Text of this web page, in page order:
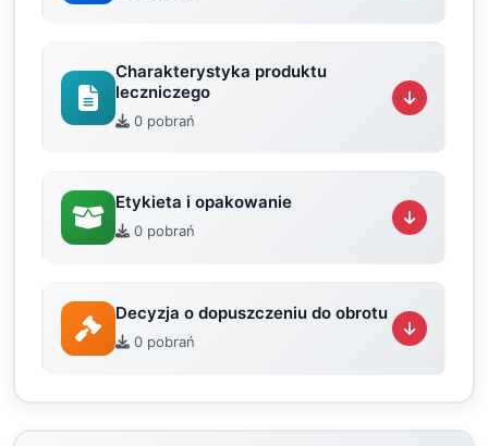
Charakterystyka produktu
leczniczego
0 pobrań
Etykieta i opakowanie
0 pobrań
Decyzja o dopuszczeniu do obrotu
0 pobrań